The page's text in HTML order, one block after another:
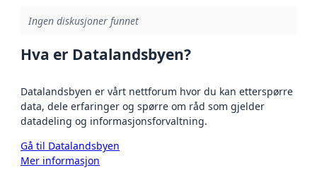
Ingen diskusjoner funnet
Hva er Datalandsbyen?
Datalandsbyen er vårt nettforum hvor du kan etterspørre
data, dele erfaringer og spørre om råd som gjelder
datadeling og informasjonsforvaltning.
Gå til Datalandsbyen
Mer informasjon